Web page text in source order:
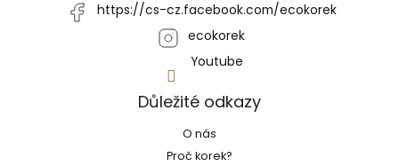
https://cs-cz.facebook.com/ecokorek
ecokorek
Youtube
Důležité odkazy
O nás
Proč korek?